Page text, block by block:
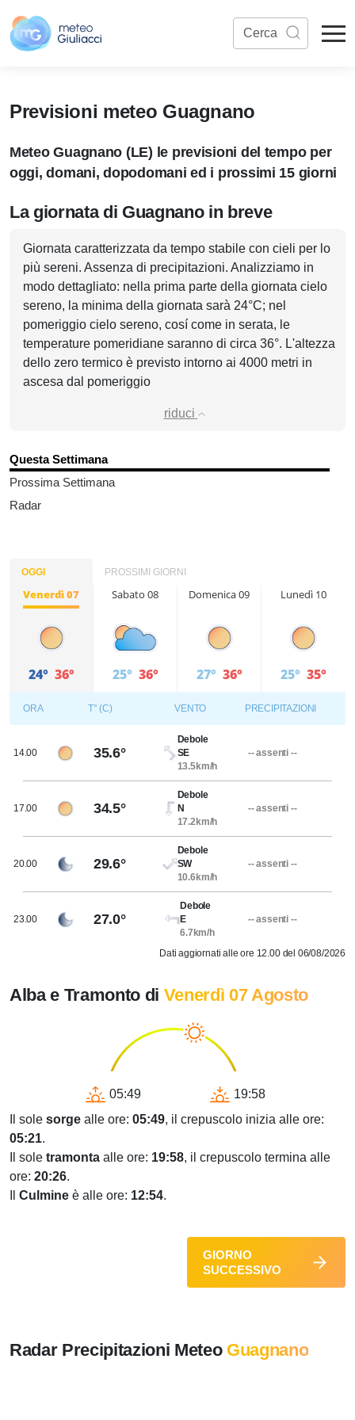
Previsioni meteo Guagnano
Meteo Guagnano (LE) le previsioni del tempo per
oggi, domani, dopodomani ed i prossimi 15 giorni
La giornata di Guagnano in breve
Giornata caratterizzata da tempo stabile con cieli per lo
più sereni. Assenza di precipitazioni. Analizziamo in
modo dettagliato: nella prima parte della giornata cielo
sereno, la minima della giornata sarà 24°C; nel
pomeriggio cielo sereno, cosí come in serata, le
temperature pomeridiane saranno di circa 36°. L'altezza
dello zero termico è previsto intorno ai 4000 metri in
ascesa dal pomeriggio
riduci
Questa Settimana
Prossima Settimana
Radar
OGGI PROSSIMI GIORNI
Venerdì 07
24° 36°
Sabato 08
25° 36°
Domenica 09
27° 36°
Lunedì 10
25° 35°
ORA T° (C) VENTO PRECIPITAZIONI
14.00 35.6°
Debole
SE
13.5km/h
-- assenti --
17.00 34.5°
Debole
N
17.2km/h
-- assenti --
20.00 29.6°
Debole
SW
10.6km/h
-- assenti --
23.00 27.0°
Debole
E
6.7km/h
-- assenti --
Dati aggiornati alle ore 12.00 del 06/08/2026
Alba e Tramonto di Venerdì 07 Agosto
05:49
19:58
Il sole sorge alle ore: 05:49, il crepuscolo inizia alle ore:
05:21.
Il sole tramonta alle ore: 19:58, il crepuscolo termina alle
ore: 20:26.
Culmine è alle ore: 12:54.
GIORNO
SUCCESSIVO
Radar Precipitazioni Meteo Guagnano